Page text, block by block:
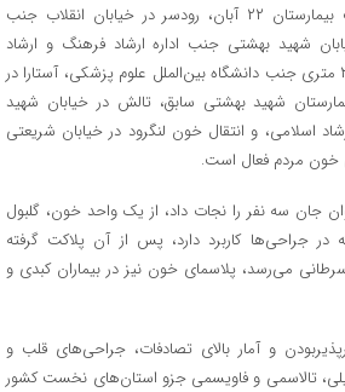
خیابان امام خمینی (ره) جنب بیمارستان ۲۲ آبان، رودسر در خیابان انقلاب جنب
شهید بهشتی جنب اداره ارشاد فرهنگ و ارشاد
اسلامی، بندرانزلی در خیابان ۳۰ متری جنب دانشگاه بین‌الملل علوم پزشکی، آستارا در
شهید بهشتی سابق، تالش در خیابان شهید
اسلامی، و انتقال خون لنگرود در خیابان شریعتی
خون مردم فعال است.
جان سه نفر را نجات داد، از یک واحد خون، گلبول
جراحی‌ها کاربرد دارد، پس از آن پلاکت گرفته
می‌رسد، پلاسمای خون نیز در بیماران کبدی و
و آمار بالای تصادفات، جراحی‌های قلب و
تالاسمی و فاویسمی جزو استان‌های نخست کشور